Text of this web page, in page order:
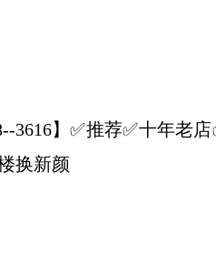
3616】✅推荐✅十年老
换新颜